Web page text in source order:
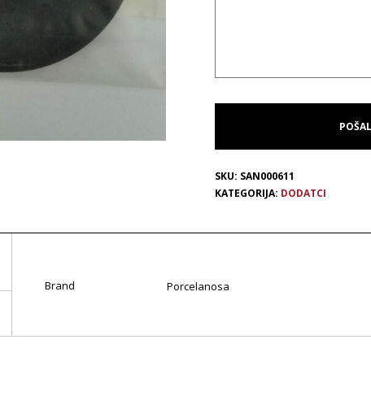
SKU: SAN000611
KATEGORIJA: DODATCI
Brand Porcelanosa